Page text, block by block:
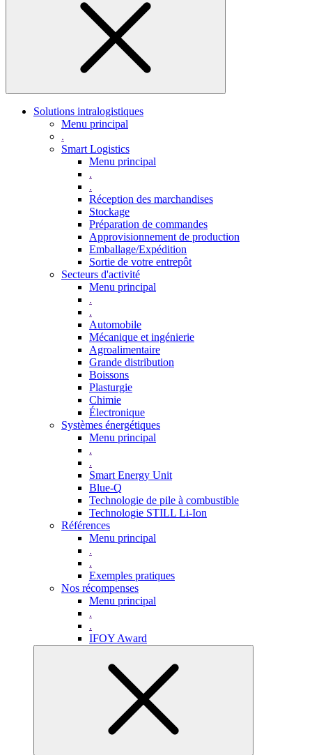
Solutions intralogistiques
Menu principal
.
Smart Logistics
Menu principal
.
.
Réception des marchandises
Stockage
Préparation de commandes
Approvisionnement de production
Emballage/Expédition
Sortie de votre entrepôt
Secteurs d'activité
Menu principal
.
.
Automobile
Mécanique et ingénierie
Agroalimentaire
Grande distribution
Boissons
Plasturgie
Chimie
Électronique
Systèmes énergétiques
Menu principal
.
.
Smart Energy Unit
Blue-Q
Technologie de pile à combustible
Technologie STILL Li-Ion
Références
Menu principal
.
.
Exemples pratiques
Nos récompenses
Menu principal
.
.
IFOY Award